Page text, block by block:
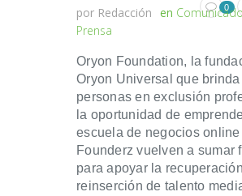
por Redacción en
Prensa
0
Oryon Foundation, la
Oryon Universal que brinda
personas en exclusión
la oportunidad de
escuela de negocios online
Founderz vuelven a sumar
para apoyar la
reinserción de talento